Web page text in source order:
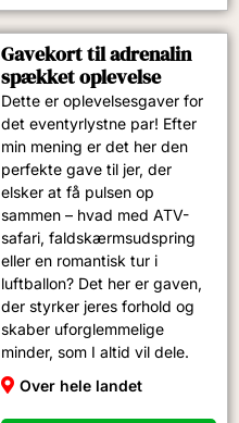
Gavekort til adrenalin
spækket oplevelse​
Dette er oplevelsesgaver for
det eventyrlystne par! Efter
min mening er det her den
perfekte gave til jer, der
elsker at få pulsen op
sammen – hvad med ATV-
safari, faldskærmsudspring
eller en romantisk tur i
luftballon? Det her er gaven,
der styrker jeres forhold og
skaber uforglemmelige
minder, som I altid vil dele.
Over hele landet